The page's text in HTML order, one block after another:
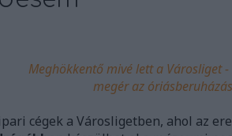
Meghökkentő mivé lett a Városliget
megér az
cégek a Városligetben, ahol az